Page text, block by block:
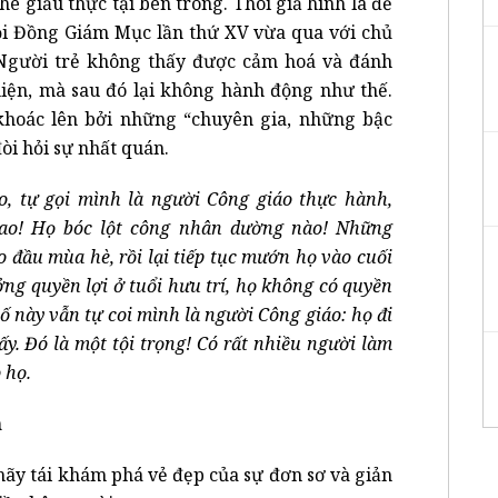
Giám Mục lần thứ XV vừa qua với chủ
trẻ không thấy được cảm hoá và đánh
mà sau đó lại không hành động như thế.
lên bởi những “chuyên gia, những bậc
hỏi sự nhất quán.
tự gọi mình là người Công giáo thực hành,
Họ bóc lột công nhân dường nào! Những
mùa hè, rồi lại tiếp tục mướn họ vào cuối
quyền lợi ở tuổi hưu trí, họ không có quyền
này vẫn tự coi mình là người Công giáo: họ đi
Đó là một tội trọng! Có rất nhiều người làm
tái khám phá vẻ đẹp của sự đơn sơ và giản